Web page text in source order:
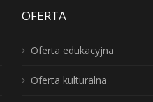
OFERTA
Oferta edukacyjna
Oferta kulturalna